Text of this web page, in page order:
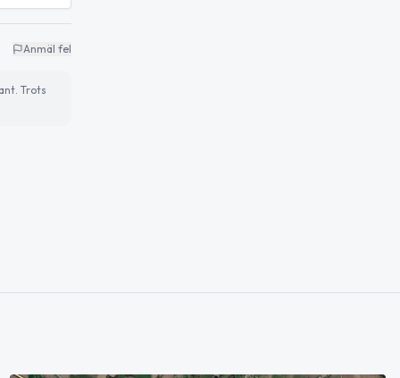
Anmäl fel
Trots